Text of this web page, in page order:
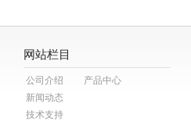
网站栏目
公司介绍
产品中心
新闻动态
技术支持